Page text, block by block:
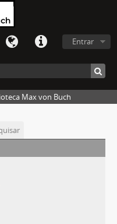
Entrar
Max von Buch